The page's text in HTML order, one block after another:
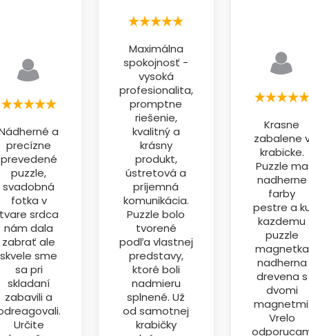
a
precízne
prevedené
puzzle,
svadobná
fotka v
srdca
nám dala
zabrať ale
skvele sme
sa pri
skladaní
zabavili a
Určite
Maximálna
spokojnosť -
vysoká
profesionalita,
promptne
riešenie,
kvalitný a
krásny
produkt,
ústretová a
príjemná
komunikácia.
Puzzle bolo
tvorené
podľa vlastnej
predstavy,
ktoré boli
nadmieru
splnené. Už
od samotnej
krabičky
Krasne
zabalene
krabicke.
Puzzle ma
nadherne
farby
pestre a
kazdemu
puzzle
magnetka
nadherna
drevena s
dvomi
Vrelo